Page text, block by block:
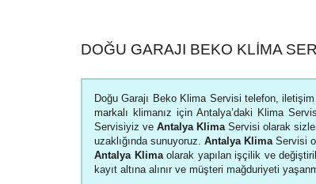
DOĞU GARAJI BEKO KLIMA
Doğu Garajı Beko Klima Servisi telefon, iletişim
markalı klimanız için Antalya’daki Klima
Servisiyiz ve Antalya KlimaServisi olarak
uzaklığında sunuyoruz. Antalya KlimaServisi
Antalya Klimaolarak yapılan işçilik ve
kayıt altına alınır ve müşteri mağduriyeti